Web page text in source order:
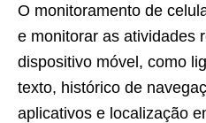
O monitoramento de
e monitorar as atividades
dispositivo móvel, como
texto, histórico de
aplicativos e localização